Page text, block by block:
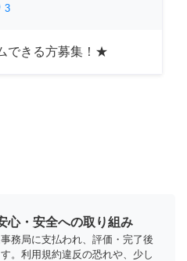
3
できる方募集！★
心・安全への取り組み
務局に支払われ、評価・完了後
。利用規約違反の恐れや、少し